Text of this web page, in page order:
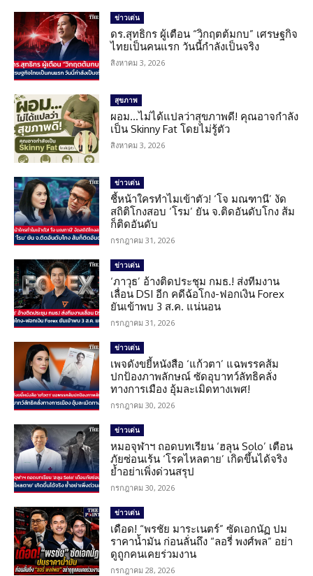
ข่าวเด่น
ดร.สุทธิกร ผู้เตือน “วิกฤตต้มกบ” เศรษฐกิจ
ไทยเป็นคนแรก วันนี้กำลังเป็นจริง
สิงหาคม 3, 2026
สุขภาพ
ผอม…ไม่ได้แปลว่าสุขภาพดี! คุณอาจกำลัง
เป็น Skinny Fat โดยไม่รู้ตัว
สิงหาคม 3, 2026
ข่าวเด่น
ชี้หน้าใครทำไมเข้าตัว! ‘โจ มณฑานี’ งัด
สถิติโกงสอบ ‘โรม’ ยัน จ.ติดอันดับโกง ส้ม
ก็ติดอันดับ
กรกฎาคม 31, 2026
ข่าวเด่น
‘ภาวุธ’ อ้างติดประชุม กมธ.! ส่งทีมงาน
เลื่อน DSI อีก คดีฉ้อโกง-ฟอกเงิน Forex
ยันเข้าพบ 3 ส.ค. แน่นอน
กรกฎาคม 31, 2026
ข่าวเด่น
เพจดังขยี้หนังสือ ‘แก้วตา’ แฉพรรคส้ม
ปกป้องภาพลักษณ์ ซัดอุบาทว์ลัทธิคลั่ง
ทางการเมือง อุ้มละเมิดทางเพศ!
กรกฎาคม 30, 2026
ข่าวเด่น
หมอจุฬาฯ ถอดบทเรียน ‘ฮลุน Solo’ เตือน
ภัยซ่อนเร้น ‘โรคไหลตาย’ เกิดขึ้นได้จริง
ย้ำอย่าเพิ่งด่วนสรุป
กรกฎาคม 30, 2026
ข่าวเด่น
เดือด! “พรชัย มาระเนตร์” ซัดเอกนัฏ ปม
ราคาน้ำมัน ก่อนลั่นถึง “ลอรี่ พงศ์พล” อย่า
ดูถูกคนเคยร่วมงาน
กรกฎาคม 28, 2026